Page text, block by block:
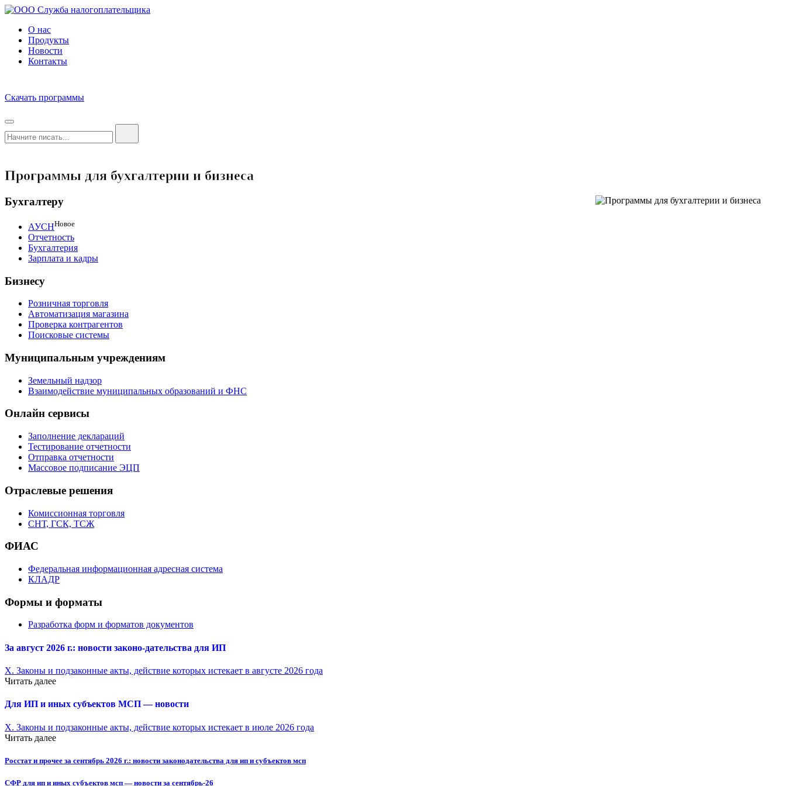
О нас
Продукты
Новости
Контакты
Скачать программы
Программы для бухгалтерии и бизнеса
Бухгалтеру
АУСННовое
Отчетность
Бухгалтерия
Зарплата и кадры
Бизнесу
Розничная торговля
Автоматизация магазина
Проверка контрагентов
Поисковые системы
Муниципальным учреждениям
Земельный надзор
Взаимодействие муниципальных образований и ФНС
Онлайн сервисы
Заполнение деклараций
Тестирование отчетности
Отправка отчетности
Массовое подписание ЭЦП
Отраслевые решения
Комиссионная торговля
СНТ, ГСК, ТСЖ
ФИАС
Федеральная информационная адресная система
КЛАДР
Формы и форматы
Разработка форм и форматов документов
За август 2026 г.: новости законо-дательства для ИП
X. Законы и подзаконные акты, действие которых истекает в августе 2026 года
Читать далее
Для ИП и иных субъектов МСП — новости
X. Законы и подзаконные акты, действие которых истекает в июле 2026 года
Читать далее
Росстат и прочее за сентябрь 2026 г.: новости законодательства для ип и субъектов мсп
СФР для ип и иных субъектов мсп — новости за сентябрь-26